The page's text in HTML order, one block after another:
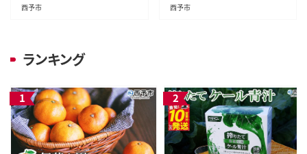
揚げ から揚げ 焼き鳥 マルハフ
西予市
便 産地直送 愛媛県 西予市【冷
西予市
ランキング